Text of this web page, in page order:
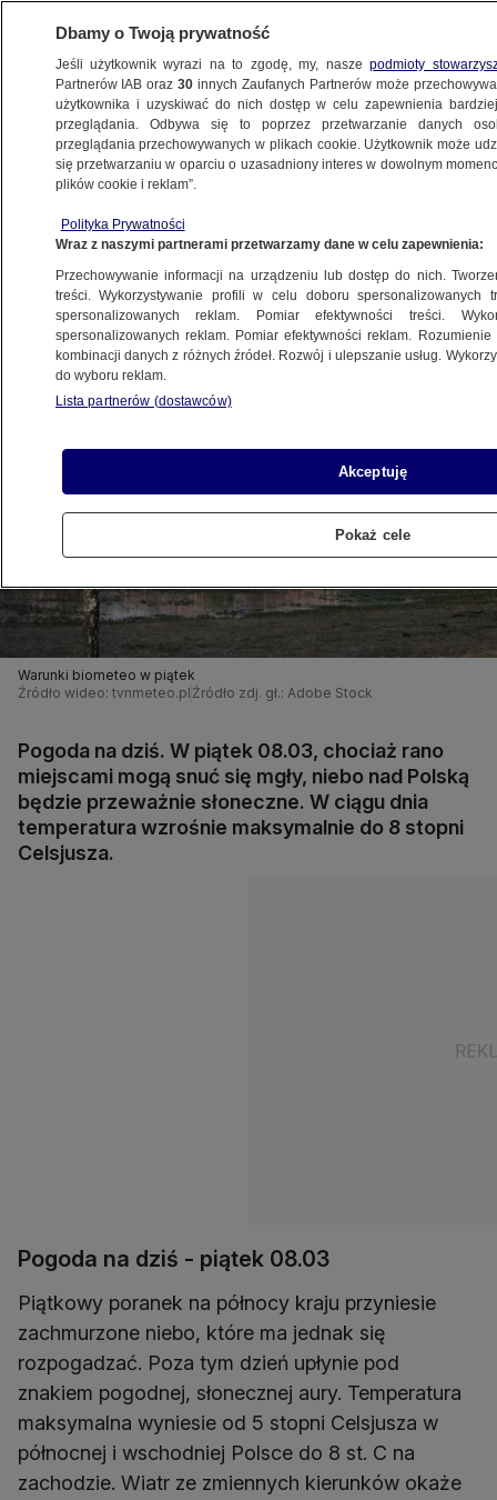
METEO
POGODA
i pogodna aura, zapanuje korzystny biomet
8.03.2024, 02:00
Udostępnij
Warunki biometeo w piątek
Źródło wideo: tvnmeteo.pl Źródło zdj. gł.: Adobe Stock
Pogoda na dziś. W piątek 08.03, chociaż rano
miejscami mogą snuć się mgły, niebo nad Polską
będzie przeważnie słoneczne. W ciągu dnia
temperatura wzrośnie maksymalnie do 8 stopni
Celsjusza.
Pogoda na dziś - piątek 08.03
Piątkowy poranek na północy kraju przyniesie
zachmurzone niebo, które ma jednak się
rozpogadzać. Poza tym dzień upłynie pod
znakiem pogodnej, słonecznej aury. Temperatura
maksymalna wyniesie od 5 stopni Celsjusza w
północnej i wschodniej Polsce do 8 st. C na
zachodzie. Wiatr ze zmiennych kierunków okaże
Dbamy o Twoją prywatność
Jeśli użytkownik wyrazi na to zgodę, my, naszepodmioty
Partnerów IAB oraz30 innych Zaufanych Partnerów może
użytkownika i uzyskiwać do nich dostęp w celu zapewnienia
przeglądania. Odbywa się to poprzez przetwarzanie danych
przeglądania przechowywanych w plikach cookie. Użytkownik może
się przetwarzaniu w oparciu o uzasadniony interes w dowolnym
plików cookie i reklam”.
Polityka Prywatności
Wraz z naszymi partnerami przetwarzamy dane w celu zapewnienia:
Przechowywanie informacji na urządzeniu lub dostęp do nich.
treści. Wykorzystywanie profili w celu doboru spersonalizowanych
spersonalizowanych reklam. Pomiar efektywności treści.
spersonalizowanych reklam. Pomiar efektywności reklam.
kombinacji danych z różnych źródeł. Rozwój i ulepszanie usług.
do wyboru reklam.
Lista partnerów (dostawców)
Akceptuję
Pokaż cele